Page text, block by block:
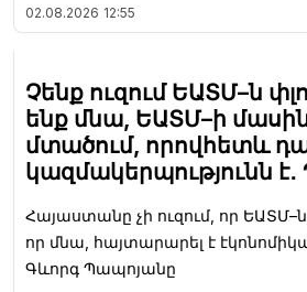
02.08.2026 12:55
Չենք ուզում ԵԱՏՄ–ն
ենք մնա, ԵԱՏՄ–ի
մտածում, որովհետև
կազմակերպությունն
Հայաստանը չի ուզում, որ ԵԱՏՄ–ն
որ մնա, հայտարարել է
Գևորգ Պապոյանը